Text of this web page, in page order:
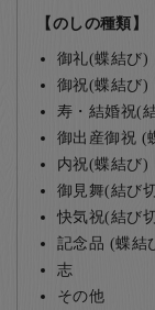
【のしの種類】
御礼(蝶結び)
御祝(蝶結び)
寿・結婚祝(
御出産御祝 (
内祝(蝶結び)
御見舞(結び
快気祝(結び
記念品 (蝶結
志
その他